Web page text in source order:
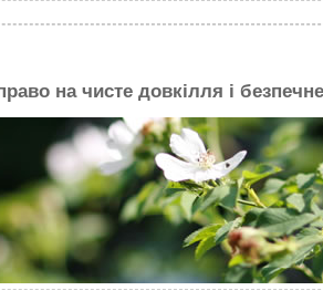
на чисте довкілля і